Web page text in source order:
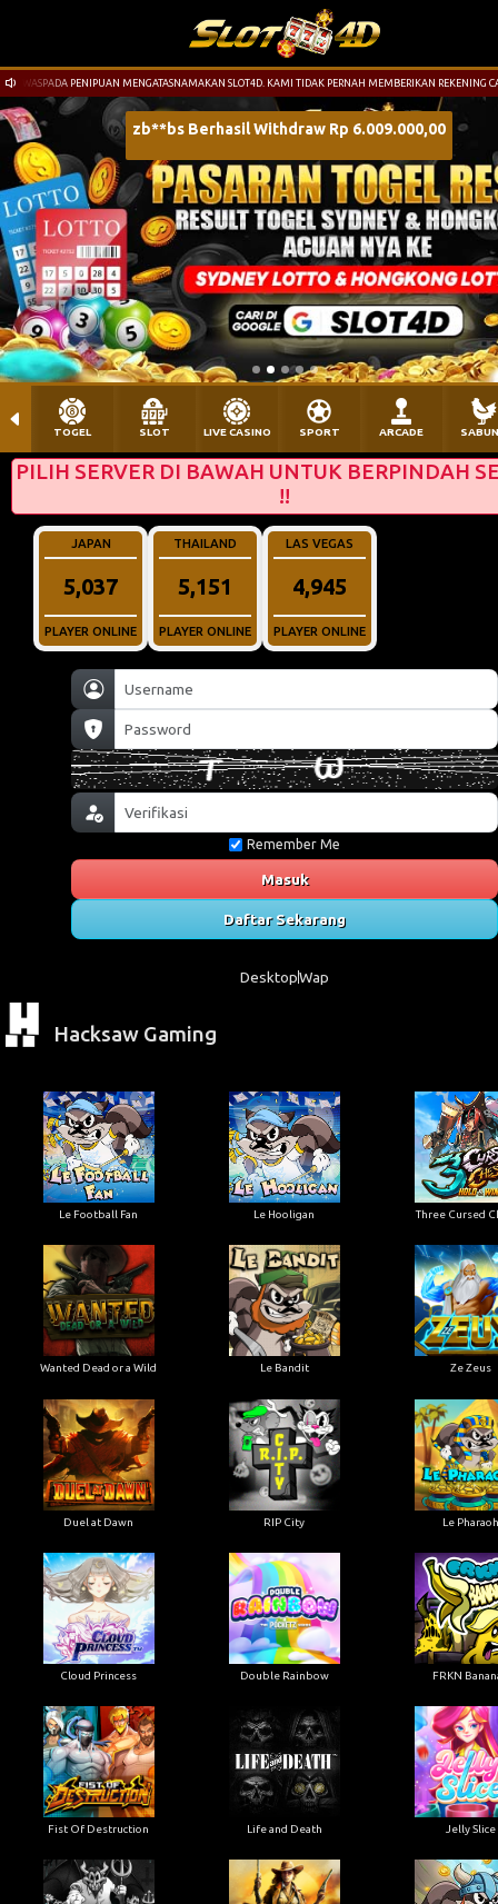
WASPADA PENIPUAN MENGATASNAMAKAN SLOT4D. KAMI TIDAK PERNAH MEMBERIKAN REKENING
PILIH SERVER DI BAWAH UNTUK BERPINDAH
!!
JAPAN
5,111
PLAYER ONLINE
THAILAND
4,672
PLAYER ONLINE
LAS VEGAS
5,141
PLAYER ONLINE
Remember Me
Masuk
Daftar Sekarang
TOGEL SLOT LIVE CASINO SPORT ARCADE
DesktopWap
Hacksaw Gaming
Le Football Fan Le Hooligan Three Cursed
Wanted Dead or a Wild Le Bandit Ze Zeus
Duel at Dawn RIP City Le Pharaoh
Cloud Princess Double Rainbow FRKN
Fist Of Destruction Life and Death Jelly Slice